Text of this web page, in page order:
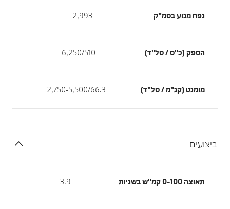
נפח מנוע בסמ"ק 2,993
הספק (כ"ס / סל"ד) 6,250/510
מומנט (קג"מ / סל"ד) 2,750-5,500/66.3
ביצועים
תאוצה 0-100 קמ"ש בשניות 3.9